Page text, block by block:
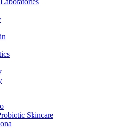
Skincare